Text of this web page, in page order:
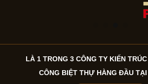
LÀ 1 TRONG 3 CÔNG TY KIẾN
CÔNG BIỆT THỰ HÀNG ĐẦU TẠI